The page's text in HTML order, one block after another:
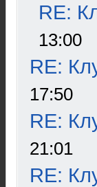
RE:
13:00
RE:
17:50
RE:
21:01
RE: